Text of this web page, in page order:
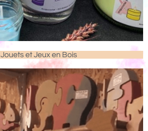
Jouets et Jeux en Bois